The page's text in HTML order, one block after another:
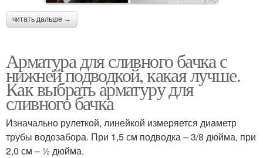
читать дальше →
Арматура для сливного бачка с
нижней подводкой, какая лучше.
Как выбрать арматуру для
сливного бачка
Изначально рулеткой, линейкой измеряется диаметр
трубы водозабора. При 1,5 см подводка – 3/8 дюйма, при
2,0 см – ½ дюйма.